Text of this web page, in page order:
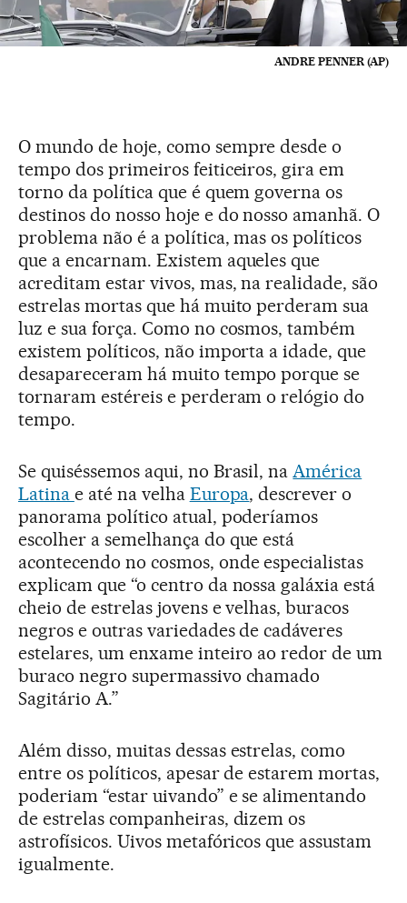
ANDRE PENNER (AP)
O mundo de hoje, como sempre desde o
tempo dos primeiros feiticeiros, gira em
torno da política que é quem governa os
destinos do nosso hoje e do nosso amanhã. O
problema não é a política, mas os políticos
que a encarnam. Existem aqueles que
acreditam estar vivos, mas, na realidade, são
estrelas mortas que há muito perderam sua
luz e sua força. Como no cosmos, também
existem políticos, não importa a idade, que
desapareceram há muito tempo porque se
tornaram estéreis e perderam o relógio do
tempo.
Se quiséssemos aqui, no Brasil, na América
Latina e até na velha Europa, descrever o
panorama político atual, poderíamos
escolher a semelhança do que está
acontecendo no cosmos, onde especialistas
explicam que “o centro da nossa galáxia está
cheio de estrelas jovens e velhas, buracos
negros e outras variedades de cadáveres
estelares, um enxame inteiro ao redor de um
buraco negro supermassivo chamado
Sagitário A.”
Além disso, muitas dessas estrelas, como
entre os políticos, apesar de estarem mortas,
poderiam “estar uivando” e se alimentando
de estrelas companheiras, dizem os
astrofísicos. Uivos metafóricos que assustam
igualmente.